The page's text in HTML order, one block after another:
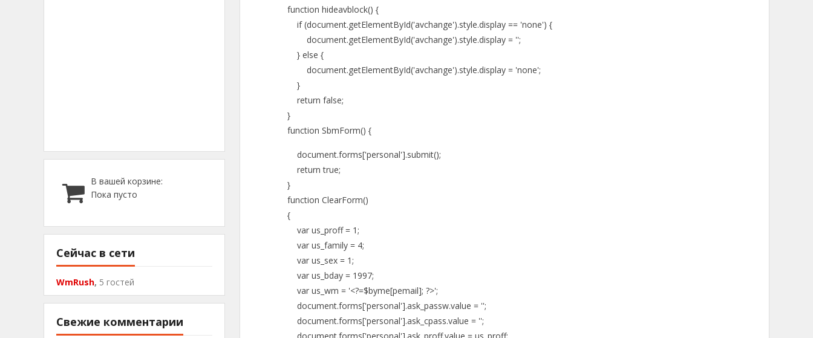
function hideavblock() {
if (document.getElementById('avchange').style.display == 'none') {
document.getElementById('avchange').style.display = '';
} else {
document.getElementById('avchange').style.display = 'none';
}
return false;
}
function SbmForm() {
document.forms['personal'].submit();
return true;
}
function ClearForm()
{
var us_proff = 1;
var us_family = 4;
var us_sex = 1;
var us_bday = 1997;
var us_wm = '<?=$byme[pemail]; ?>';
document.forms['personal'].ask_passw.value = '';
document.forms['personal'].ask_cpass.value = '';
В вашей корзине:
Пока пусто
Сейчас в сети
WmRush, 5 гостей
Свежие комментарии